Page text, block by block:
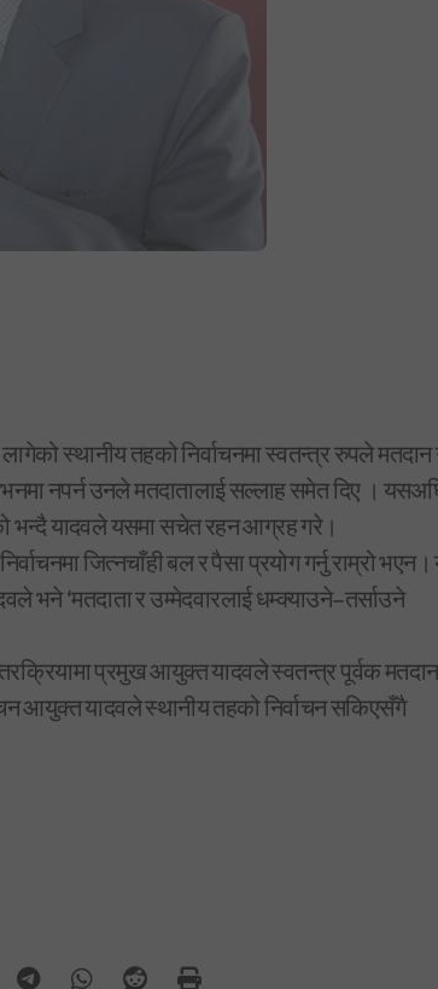
स्थानीय तहको निर्वाचनमा स्वतन्त्र रुपले मतदान
नपर्न उनले मतदातालाई सल्लाह समेत दिए ।
भन्दै यादवले यसमा सचेत रहन आग्रह गरे।
जित्नचाँही बल र पैसा प्रयोग गर्नु राम्रो भएन।
भने ‘मतदाता र उम्मेदवारलाई धम्क्याउने–तर्साउने
प्रमुख आयुक्त यादवले स्वतन्त्र पूर्वक मतदान
आयुक्त यादवले स्थानीय तहको निर्वाचन सकिएसँगै